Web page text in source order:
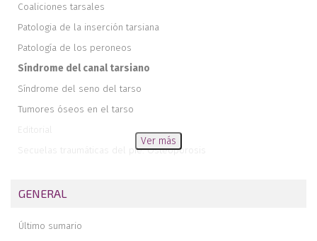
Coaliciones tarsales
Patologia de la inserción tarsiana
Patología de los peroneos
Síndrome del canal tarsiano
Síndrome del seno del tarso
Tumores óseos en el tarso
Editorial
Secuelas traumáticas del pie. Osteoporosis
Contribución al conocimiento de la anatomía estática del primer y
Las osteotomías de los metatarsianos basadas en los datos del
Ver más
GENERAL
Último sumario